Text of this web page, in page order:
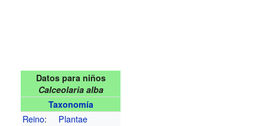
Datos para niños
Calceolaria alba
Taxonomía
Reino:
Plantae